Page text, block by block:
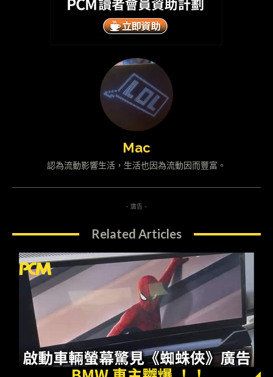
Mac
認為流動影響生活，生活也因為流動因而豐富。
- 廣告 -
Related Articles